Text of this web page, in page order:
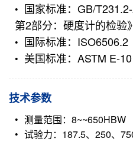
国家标准：GB/
第2部分：硬度计的检验》
国际标准：ISO6506.2
美国标准：ASTM E-10
技术参数
测量范围：8~~650HBW
试验力：187.5、250、